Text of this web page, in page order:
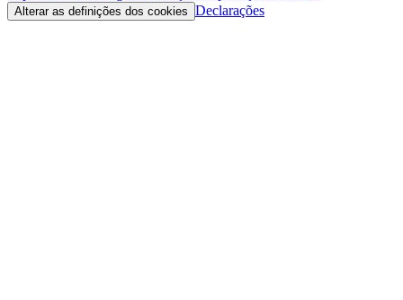
Alterar as definições dos cookies Declarações